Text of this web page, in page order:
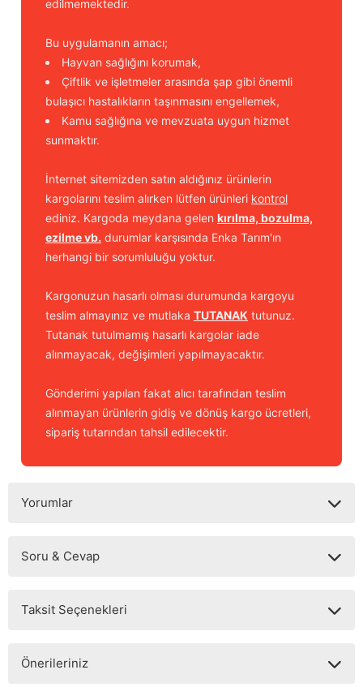
edilmemektedir.
Bu uygulamanın amacı;
Hayvan sağlığını korumak,
Çiftlik ve işletmeler arasında şap gibi önemli
bulaşıcı hastalıkların taşınmasını engellemek,
Kamu sağlığına ve mevzuata uygun hizmet
sunmaktır.
İnternet sitemizden satın aldığınız ürünlerin
kargolarını teslim alırken lütfen ürünleri kontrol
ediniz. Kargoda meydana gelen kırılma, bozulma,
ezilme vb. durumlar karşısında Enka Tarım'ın
herhangi bir sorumluluğu yoktur.
Kargonuzun hasarlı olması durumunda kargoyu
teslim almayınız ve mutlaka TUTANAK tutunuz.
Tutanak tutulmamış hasarlı kargolar iade
alınmayacak, değişimleri yapılmayacaktır.
Gönderimi yapılan fakat alıcı tarafından teslim
alınmayan ürünlerin gidiş ve dönüş kargo ücretleri,
sipariş tutarından tahsil edilecektir.
Yorumlar
Soru & Cevap
Taksit Seçenekleri
Önerileriniz